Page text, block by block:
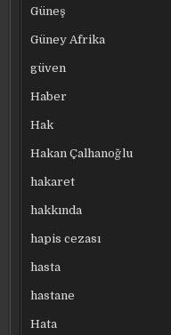
Güneş
Güney Afrika
güven
Haber
Hak
Hakan Çalhanoğlu
hakaret
hakkında
hapis cezası
hasta
hastane
Hata